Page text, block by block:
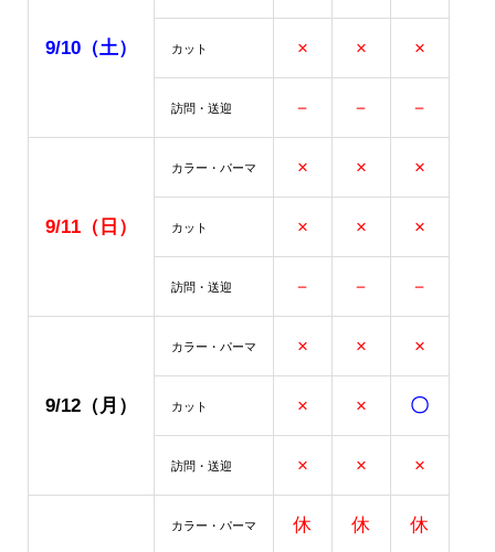
9/10（土） カット × × ×
訪問・送迎 － － －
9/11（日）
カラー・パーマ × × ×
カット × × ×
訪問・送迎 － － －
9/12（月）
カラー・パーマ × × ×
カット × × 〇
訪問・送迎 × × ×
カラー・パーマ 休 休 休